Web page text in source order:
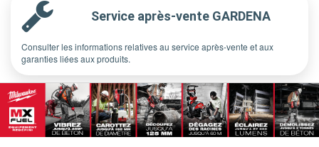
Service après-vente GARDENA
Consulter les informations relatives au service après-vente et aux
garanties liées aux produits.